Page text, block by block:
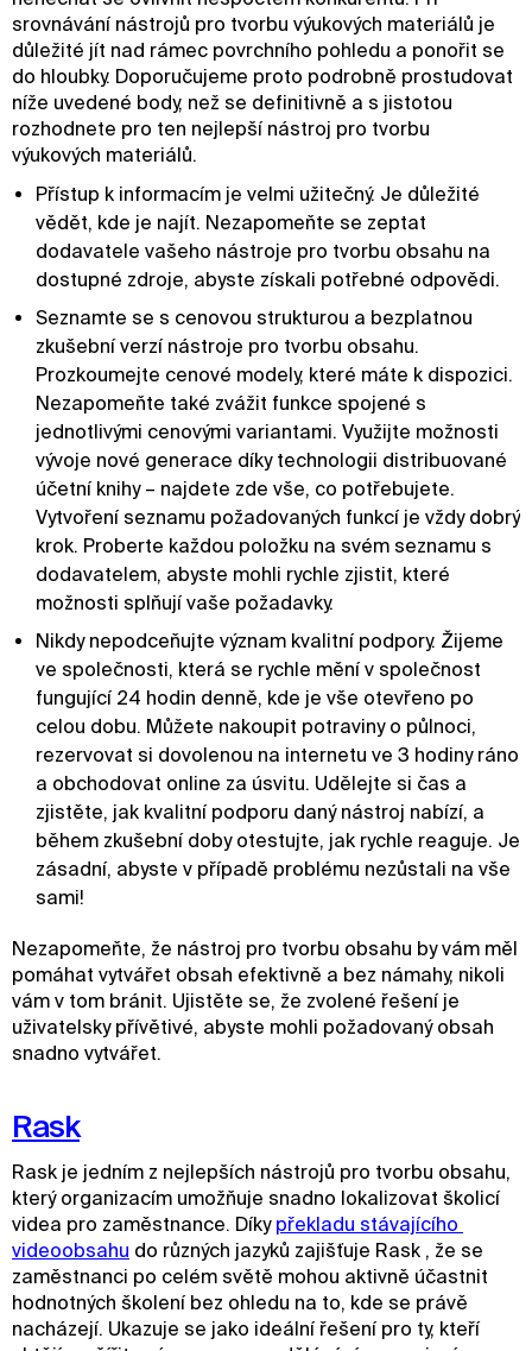
srovnávání nástrojů pro tvorbu výukových materiálů je
důležité jít nad rámec povrchního pohledu a ponořit se
do hloubky. Doporučujeme proto podrobně prostudovat
níže uvedené body, než se definitivně a s jistotou
rozhodnete pro ten nejlepší nástroj pro tvorbu
výukových materiálů.
Přístup k informacím je velmi užitečný. Je důležité
vědět, kde je najít. Nezapomeňte se zeptat
dodavatele vašeho nástroje pro tvorbu obsahu na
dostupné zdroje, abyste získali potřebné odpovědi.
Seznamte se s cenovou strukturou a bezplatnou
zkušební verzí nástroje pro tvorbu obsahu.
Prozkoumejte cenové modely, které máte k dispozici.
Nezapomeňte také zvážit funkce spojené s
jednotlivými cenovými variantami. Využijte možnosti
vývoje nové generace díky technologii distribuované
účetní knihy – najdete zde vše, co potřebujete.
Vytvoření seznamu požadovaných funkcí je vždy dobrý
krok. Proberte každou položku na svém seznamu s
dodavatelem, abyste mohli rychle zjistit, které
možnosti splňují vaše požadavky.
Nikdy nepodceňujte význam kvalitní podpory. Žijeme
ve společnosti, která se rychle mění v společnost
fungující 24 hodin denně, kde je vše otevřeno po
celou dobu. Můžete nakoupit potraviny o půlnoci,
rezervovat si dovolenou na internetu ve 3 hodiny ráno
a obchodovat online za úsvitu. Udělejte si čas a
zjistěte, jak kvalitní podporu daný nástroj nabízí, a
během zkušební doby otestujte, jak rychle reaguje. Je
zásadní, abyste v případě problému nezůstali na vše
sami!
Nezapomeňte, že nástroj pro tvorbu obsahu by vám měl
pomáhat vytvářet obsah efektivně a bez námahy, nikoli
vám v tom bránit. Ujistěte se, že zvolené řešení je
uživatelsky přívětivé, abyste mohli požadovaný obsah
snadno vytvářet.
Rask
Rask je jedním z nejlepších nástrojů pro tvorbu obsahu,
který organizacím umožňuje snadno lokalizovat školicí
videa pro zaměstnance. Díky překladu stávajícího
videoobsahu do různých jazyků zajišťuje Rask , že se
zaměstnanci po celém světě mohou aktivně účastnit
hodnotných školení bez ohledu na to, kde se právě
nacházejí. Ukazuje se jako ideální řešení pro ty, kteří